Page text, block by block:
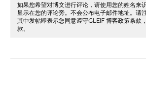
如果您希望对博文进行评论，请使用您的姓名来
显示在您的评论旁。不会公布电子邮件地址。请
其中发帖即表示您同意遵守GLEIF 博客政策条款
款。